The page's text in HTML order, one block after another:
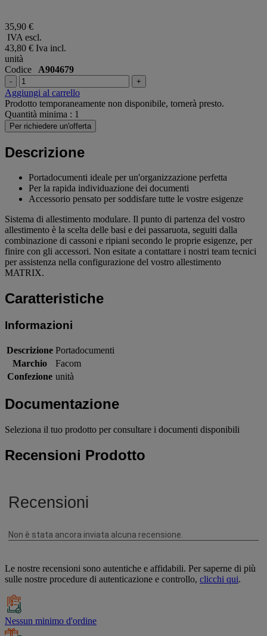
35,90 €
IVA escl.
43,80 € Iva incl.
unità
Codice A904679
- +
Aggiungi al carrello
Prodotto temporaneamente non disponibile, tornerà presto.
Quantità minima : 1
Per richiedere un'offerta
Descrizione
Portadocumenti ideale per un'organizzazione perfetta
Per la rapida individuazione dei documenti
Accessorio pensato per soddisfare tutte le vostre esigenze
Sistema di allestimento modulare. Il punto di partenza del vostro
allestimento è la scelta delle basi e dei passaruota, seguiti dalla
combinazione di cassoni e ripiani secondo le proprie esigenze, per
finire con gli accessori. Non esitate a contattare i nostri team tecnici
per assistenza nella configurazione del vostro allestimento
MATRIX.
Caratteristiche
Informazioni
Descrizione Portadocumenti
Marchio
Facom
Confezione unità
Documentazione
Seleziona il tuo prodotto per consultare i documenti disponibili
Recensioni Prodotto
Le nostre recensioni sono autentiche e affidabili. Per saperne di più
sulle nostre procedure di autenticazione e controllo, clicchi qui.
Nessun minimo d'ordine